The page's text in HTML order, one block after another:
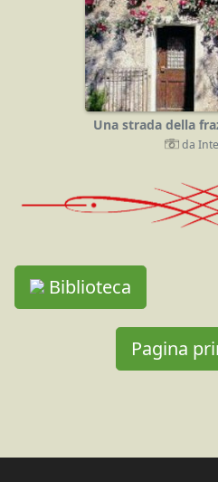
Una strada della
da
Biblioteca
Pagina